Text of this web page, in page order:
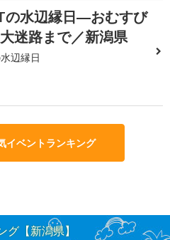
の水辺縁日―おむすび
迷路まで／新潟県
辺縁日
イベントランキング
【新潟県】